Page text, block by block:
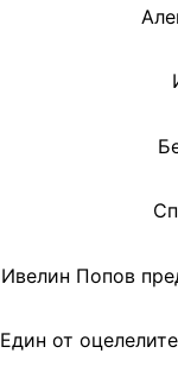
Ивелин Попов
Един от